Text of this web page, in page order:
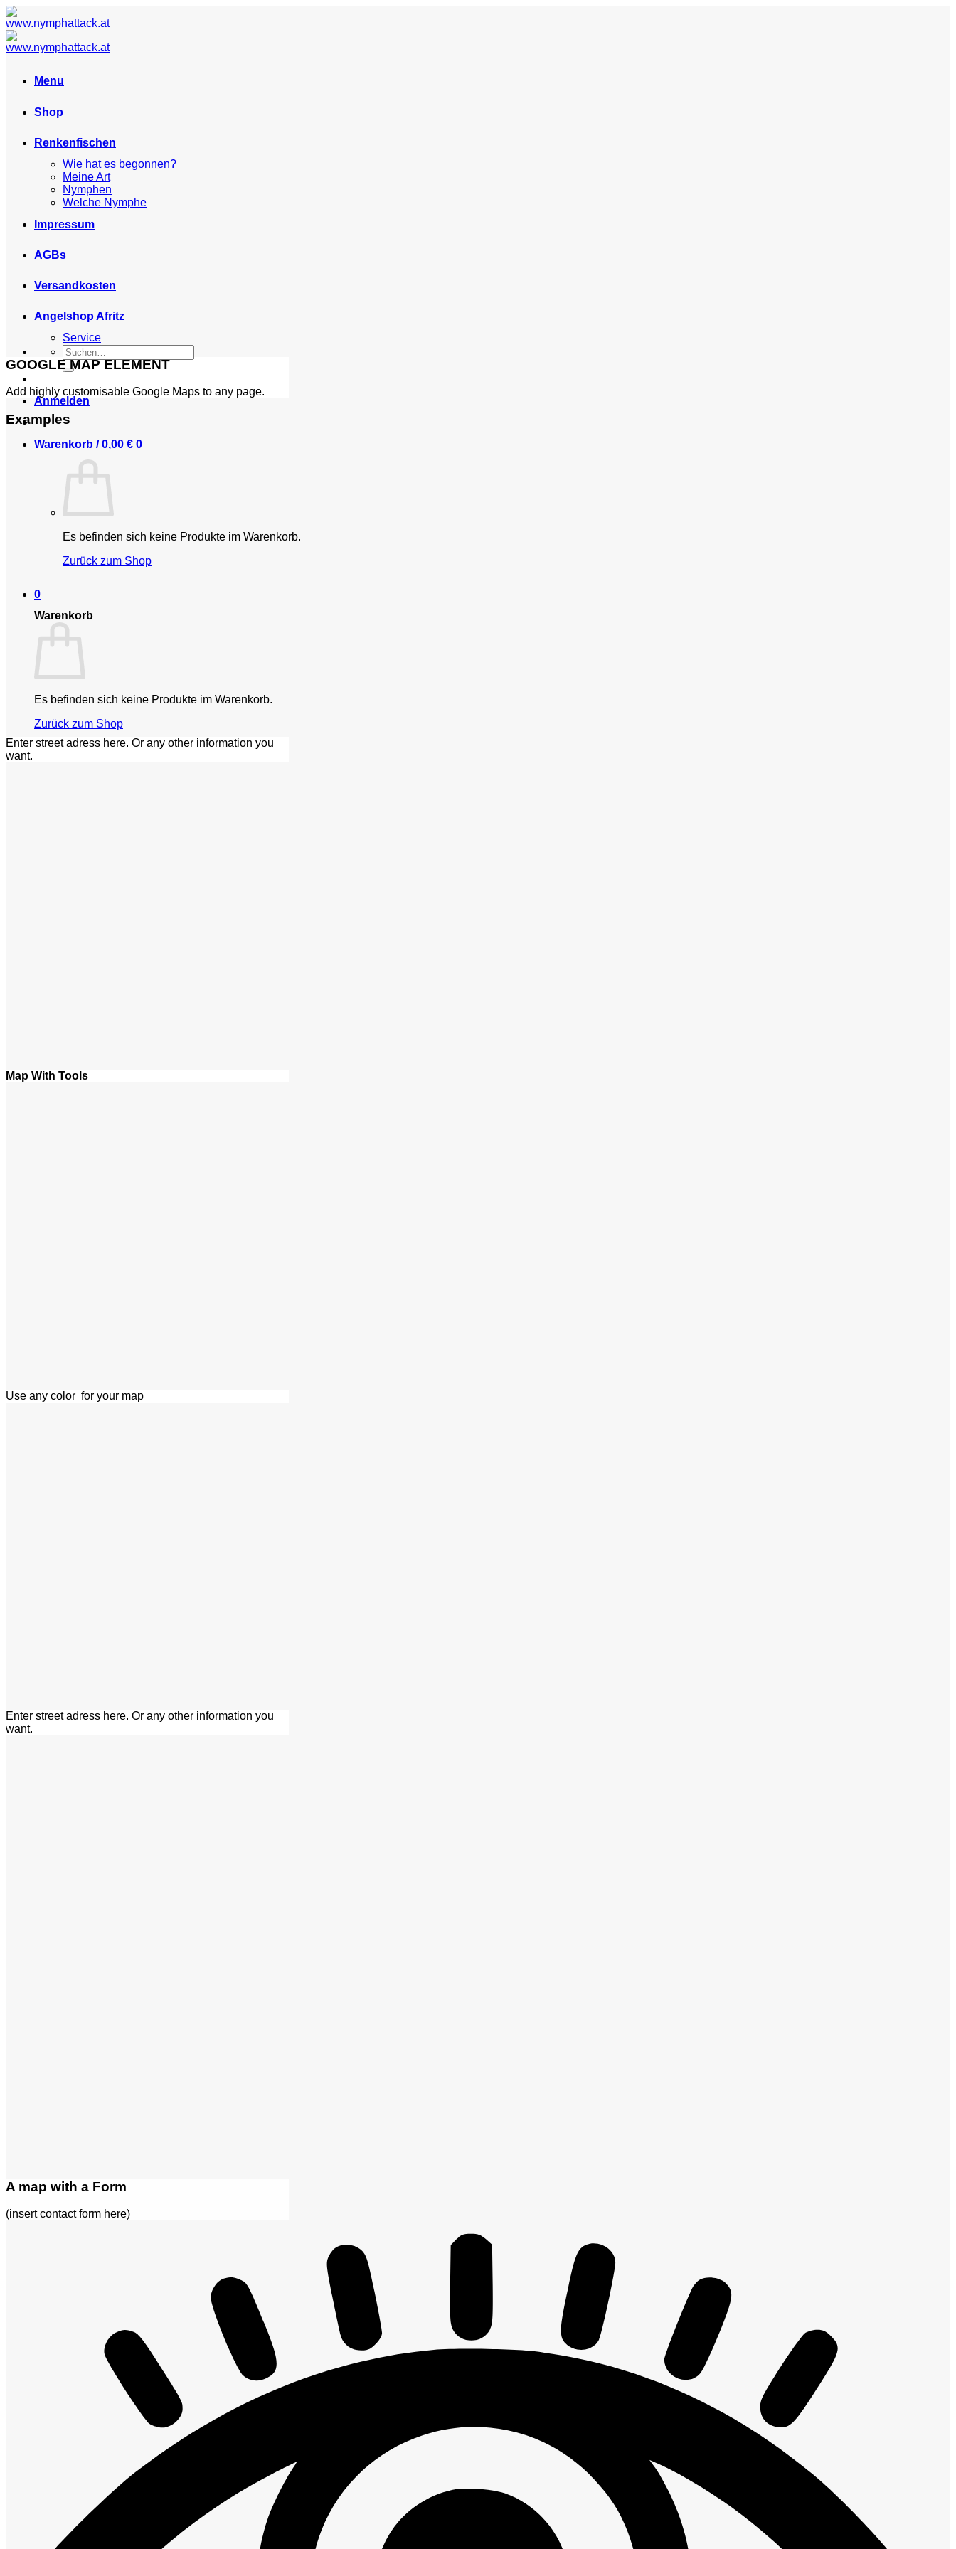
Skip
to
content
Menu
Shop
Renkenfischen
Wie hat es begonnen?
Meine Art
Nymphen
Welche Nymphe
Impressum
AGBs
Versandkosten
Angelshop Afritz
Service
Suchen
nach:
Anmelden
Warenkorb /0,00 € 0
Es befinden sich keine Produkte im Warenkorb.
Zurück zum Shop
0
Warenkorb
Es befinden sich keine Produkte im Warenkorb.
Zurück zum Shop
GOOGLE MAP ELEMENT
Add highly customisable Google Maps to any page.
Examples
Enter street adress here. Or any other information you
want.
Map With Tools
Use any color for your map
Enter street adress here. Or any other information you
want.
A map with a Form
(insert contact form here)